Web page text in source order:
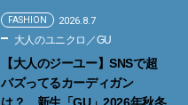
FASHION 2026.8.7
大人のユニクロ／GU
【大人のジーユー】SNSで超
バズってるカーディガン